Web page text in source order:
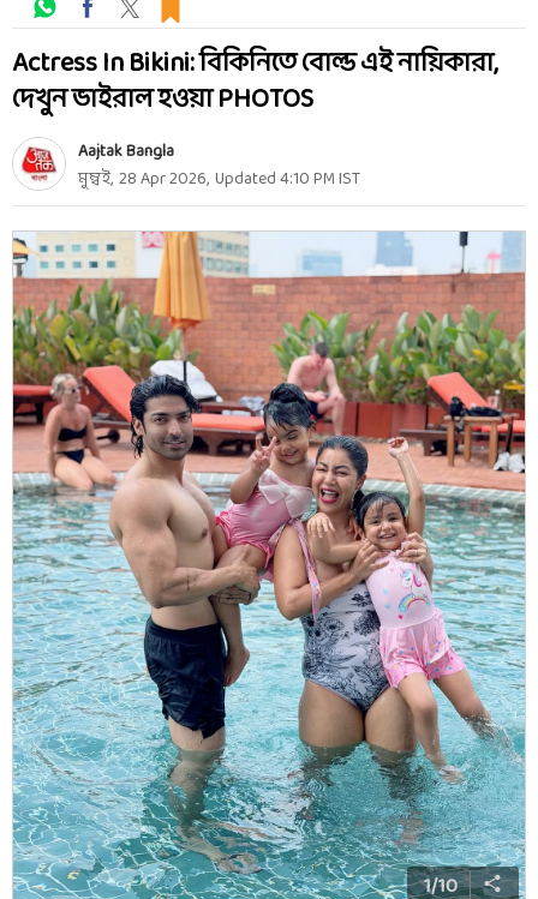
Actress In Bikini: বিকিনিতে বোল্ড এই নায়িকারা,
দেখুন ভাইরাল হওয়া PHOTOS
Aajtak Bangla
মুম্বই, 28 Apr 2026, Updated4:10 PMIST
1/10